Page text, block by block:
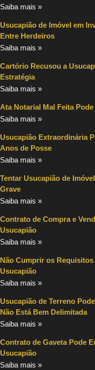
Saiba mais »
Usucapião de Imóvel em
Entre Herdeiros
Saiba mais »
Cartório Recusou a
Estratégia
Saiba mais »
Ata Notarial Mal Feita
Saiba mais »
Usucapião Extraordinária
Anos de Posse
Saiba mais »
Tentar Usucapião de
Grave
Saiba mais »
Contrato de Compra e
Usucapião
Saiba mais »
Não Cumprir os
Usucapião
Saiba mais »
Usucapião de Terreno
Não Está Bem Delimitada
Saiba mais »
Contrato de Gaveta Pode
Usucapião
Saiba mais »